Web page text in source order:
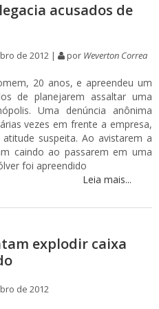
acusados de
de 2012 | por Weverton Correa
20 anos, e apreendeu um
de planejarem assaltar uma
Uma denúncia anônima
vezes em frente a empresa,
suspeita. Ao avistarem a
caindo ao passarem em uma
foi apreendido
Leia mais...
explodir caixa
de 2012